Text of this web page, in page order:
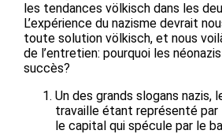
les tendances völkisch dans les
L’expérience du nazisme devrait
toute solution völkisch, et nous
de l’entretien: pourquoi les
succès?
Un des grands slogans nazis,
travaille étant représenté par
le capital qui spécule par le